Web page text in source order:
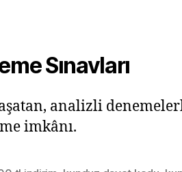
Sınavları
analizli
imkânı.